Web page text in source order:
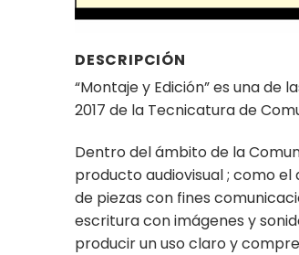
DESCRIPCIÓN
“Montaje y Edición” es una
2017 de la Tecnicatura de
Dentro del ámbito de la
producto audiovisual ; como
de piezas con fines
escritura con imágenes y
producir un uso claro y